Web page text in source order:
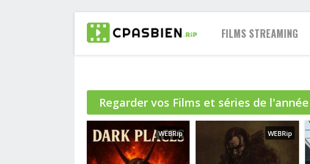
FILMS STREAMING
2021
2020
2019
2018
Regarder vos Films et séries de l'année
WEBRip WEBRip